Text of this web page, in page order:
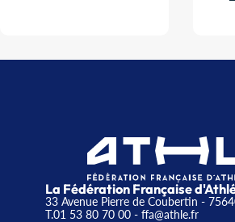
La Fédération Française
33 Avenue Pierre de Coubertin -
T.01 53 80 70 00- ffa@athle.fr